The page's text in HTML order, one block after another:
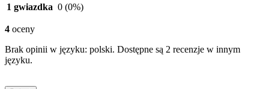
1 gwiazdka 0 (0%)
4 oceny
Brak opinii w języku: polski. Dostępne są 2 recenzje w innym
języku.